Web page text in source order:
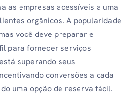
as empresas acessíveis a uma
orgânicos. A popularidade
você deve preparar e
para fornecer serviços
superando seus
conversões a cada
uma opção de reserva fácil.